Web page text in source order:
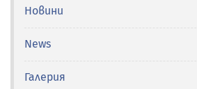
Новини
News
Галерия